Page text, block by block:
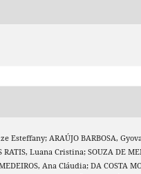
Esteffany; ARAÚJO BARBOSA,
RATIS, Luana Cristina; SOUZA DE
Ana Cláudia; DA COSTA